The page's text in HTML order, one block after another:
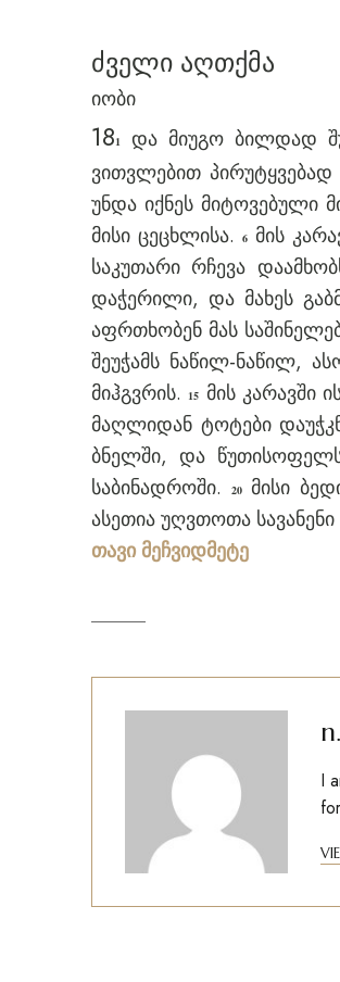
ძველი აღთქმა
იობი
181 და მიუგო ბილდად
ვითვლებით
უნდა იქნეს
მისი ცეცხლისა.
6მის
საკუთარი რჩევა
დაჭერილი, და მახეს
აფრთხობენ მას
შეუჭამს ნაწილ-ნაწილ,
მიჰგვრის.
15 მის კარავში
მაღლიდან ტოტები
ბნელში, და წუთისოფელს
საბინადროში.
20მისი
ასეთია უღვთოთა
თავი მეჩვიდმეტე
I
for